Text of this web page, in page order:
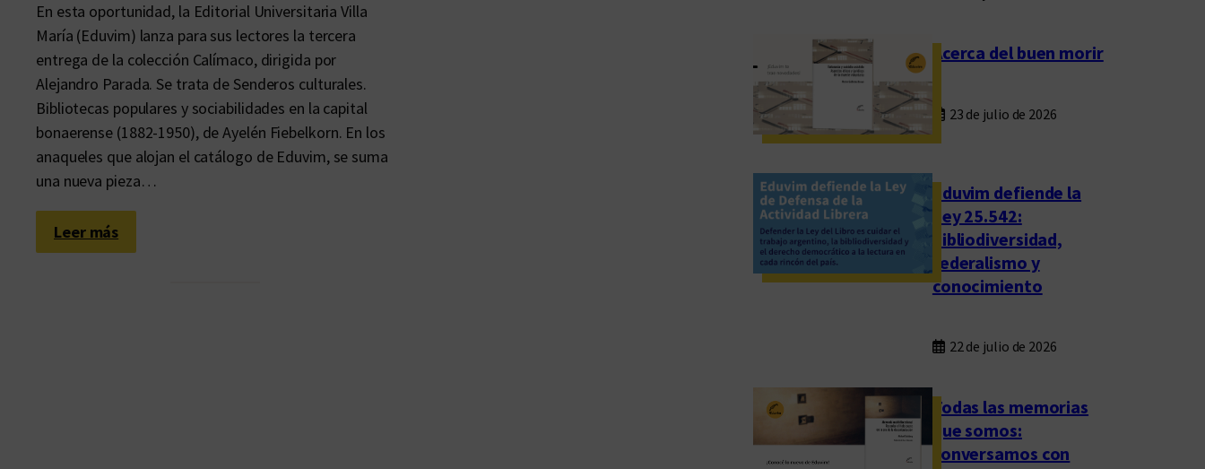
En esta oportunidad, la Editorial Universitaria Villa
María (Eduvim) lanza para sus lectores la tercera
entrega de la colección Calímaco, dirigida por
Alejandro Parada. Se trata de Senderos culturales.
Bibliotecas populares y sociabilidades en la capital
bonaerense (1882-1950), de Ayelén Fiebelkorn. En los
anaqueles que alojan el catálogo de Eduvim, se suma
una nueva pieza…
Leer más:
U
Acerca del buen morir
23 de julio de 2026
Eduvim defiende la
Ley 25.542:
bibliodiversidad,
federalismo y
conocimiento
22 de julio de 2026
Todas las memorias
que somos:
conversamos con